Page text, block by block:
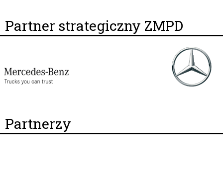
Partner strategiczny ZMPD
Partnerzy